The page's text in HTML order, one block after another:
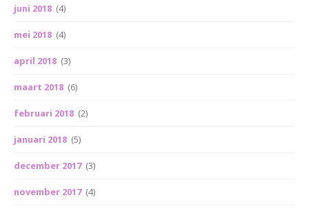
juni 2018 (4)
mei 2018 (4)
april 2018 (3)
maart 2018 (6)
februari 2018 (2)
januari 2018 (5)
december 2017 (3)
november 2017 (4)